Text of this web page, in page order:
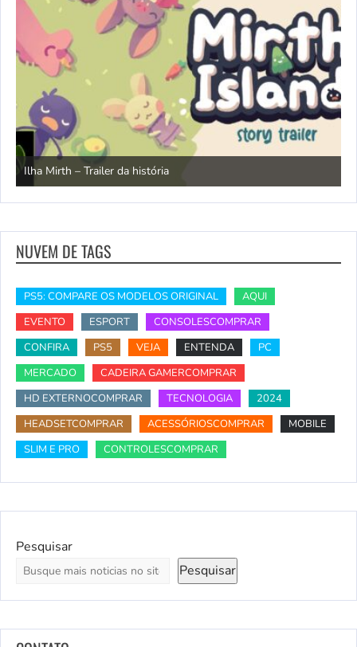
Ilha Mirth – Trailer da história
NUVEM DE TAGS
PS5: COMPARE OS MODELOS ORIGINAL
AQUI
EVENTO
ESPORT
CONSOLESCOMPRAR
CONFIRA
PS5 VEJA ENTENDA
PC
MERCADO
CADEIRA GAMERCOMPRAR
HD EXTERNOCOMPRAR
TECNOLOGIA
2024
HEADSETCOMPRAR
ACESSÓRIOSCOMPRAR
MOBILE
SLIM E PRO
CONTROLESCOMPRAR
Pesquisar
Pesquisar